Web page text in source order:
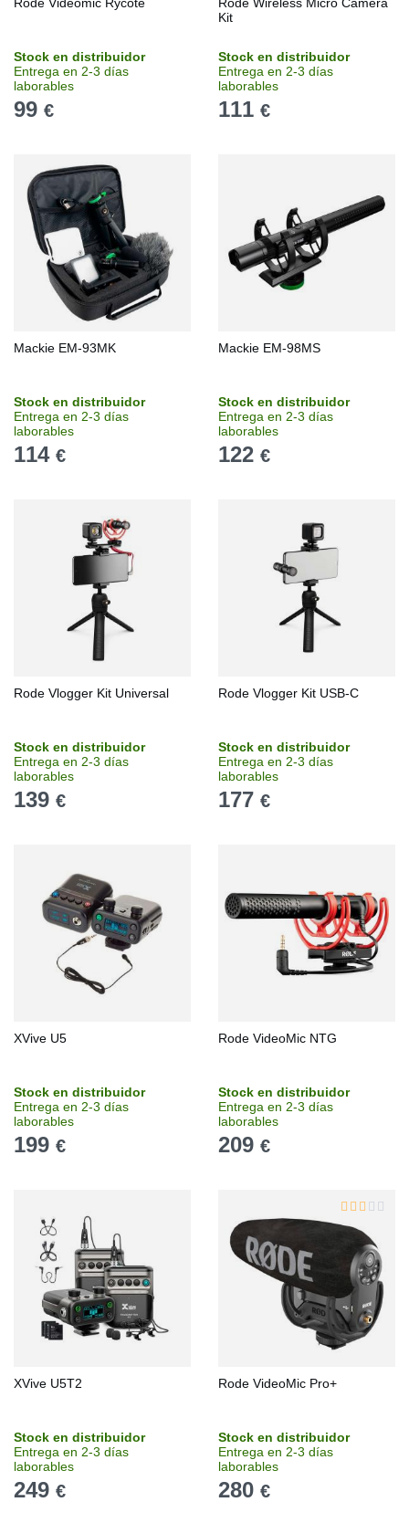
Stock en distribuidor
Entrega en 2-3 días
laborables
99 €
Kit
Stock en distribuidor
Entrega en 2-3 días
laborables
111 €
Mackie EM-93MK
Stock en distribuidor
Entrega en 2-3 días
laborables
114 €
Mackie EM-98MS
Stock en distribuidor
Entrega en 2-3 días
laborables
122 €
Rode Vlogger Kit Universal
Stock en distribuidor
Entrega en 2-3 días
laborables
139 €
Rode Vlogger Kit USB-C
Stock en distribuidor
Entrega en 2-3 días
laborables
177 €
XVive U5
Stock en distribuidor
Entrega en 2-3 días
laborables
199 €
Rode VideoMic NTG
Stock en distribuidor
Entrega en 2-3 días
laborables
209 €
XVive U5T2
Stock en distribuidor
Entrega en 2-3 días
laborables
249 €
Rode VideoMic Pro+
Stock en distribuidor
Entrega en 2-3 días
laborables
280 €